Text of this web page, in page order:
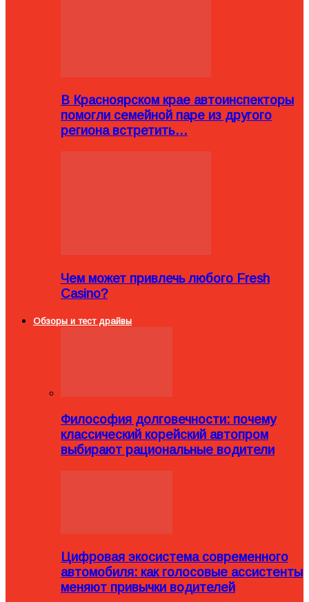
В Красноярском крае автоинспекторы
помогли семейной паре из другого
региона встретить…
Чем может привлечь любого Fresh
Casino?
Обзоры и тест драйвы
Философия долговечности: почему
классический корейский автопром
выбирают рациональные водители
Цифровая экосистема современного
автомобиля: как голосовые ассистенты
меняют привычки водителей